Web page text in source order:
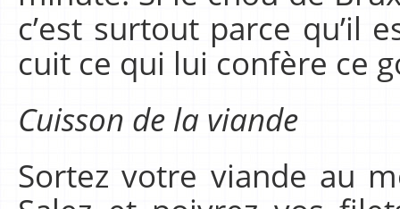
c’est surtout parce qu’il
cuit ce qui lui confère ce
Cuisson de la viande
Sortez votre viande au